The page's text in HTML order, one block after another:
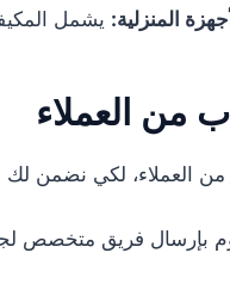
المنزلية: يشمل
من العملاء
العملاء، لكي نضمن لك
بإرسال فريق متخصص